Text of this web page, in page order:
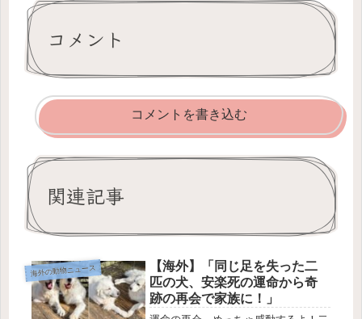
コメント
コメントを書き込む
関連記事
海外の動物ニュース
【海外】「同じ足を失った二
匹の犬、安楽死の運命から奇
跡の再会で家族に！」